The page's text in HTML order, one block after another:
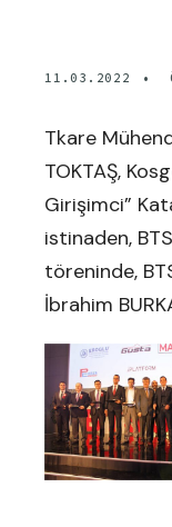
11.03.2022 •
Tkare
TOKTAŞ,
Girişimci”
istinaden,
töreninde,
İbrahim